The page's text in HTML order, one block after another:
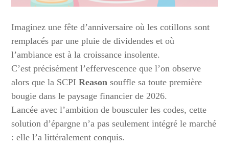
Imaginez une fête d’anniversaire où les cotillons sont
remplacés par une pluie de dividendes et où
l’ambiance est à la croissance insolente.
C’est précisément l’effervescence que l’on observe
alors que la SCPIReason souffle sa toute première
bougie dans le paysage financier de 2026.
Lancée avec l’ambition de bousculer les codes, cette
solution d’épargne n’a pas seulement intégré le marché
: elle l’a littéralement conquis.